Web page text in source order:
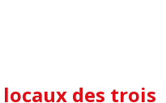
des trois